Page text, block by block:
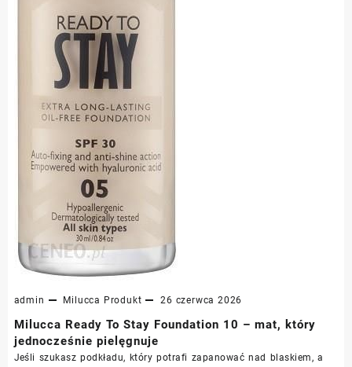
admin Milucca Produkt 26 czerwca 2026
Milucca Ready To Stay Foundation 10 – mat, który
jednocześnie pielęgnuje
Jeśli szukasz podkładu, który potrafi zapanować nad blaskiem, a